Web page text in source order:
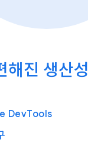
해진 생산성
DevTools